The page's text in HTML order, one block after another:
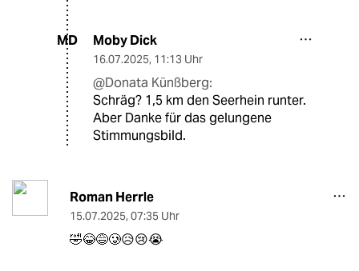
MD Moby Dick
16.07.2025, 11:13 Uhr
@Donata Künßberg:
Schräg? 1,5 km den Seerhein runter.
Aber Danke für das gelungene
Stimmungsbild.
Roman Herrle
15.07.2025, 07:35 Uhr
🤣😂😅🥲😥😢😭